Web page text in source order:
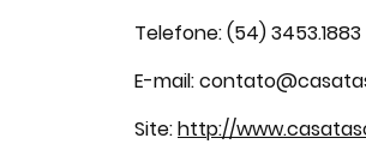
Telefone: (54) 3453.1883
E-mail:
Site:http://